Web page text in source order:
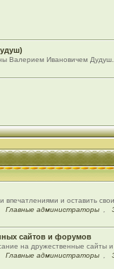
Валерием Ивановичем Дудуш.
впечатлениями и оставить
Главные администраторы
сайтов и форумов
на дружественные сайты
Главные администраторы